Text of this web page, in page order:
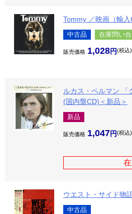
Tommy ／映画（輸
中古品 在庫問い
販売価格 1,028 税込
ルカス・ペルマン 「
(国内盤CD)＜新品＞
新品
販売価格 1,047 税込
ウエスト・サイド物
中古品